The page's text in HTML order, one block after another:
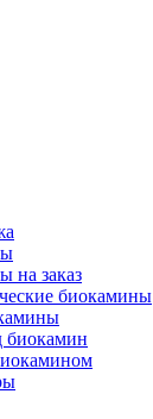
на заказ
биокамины